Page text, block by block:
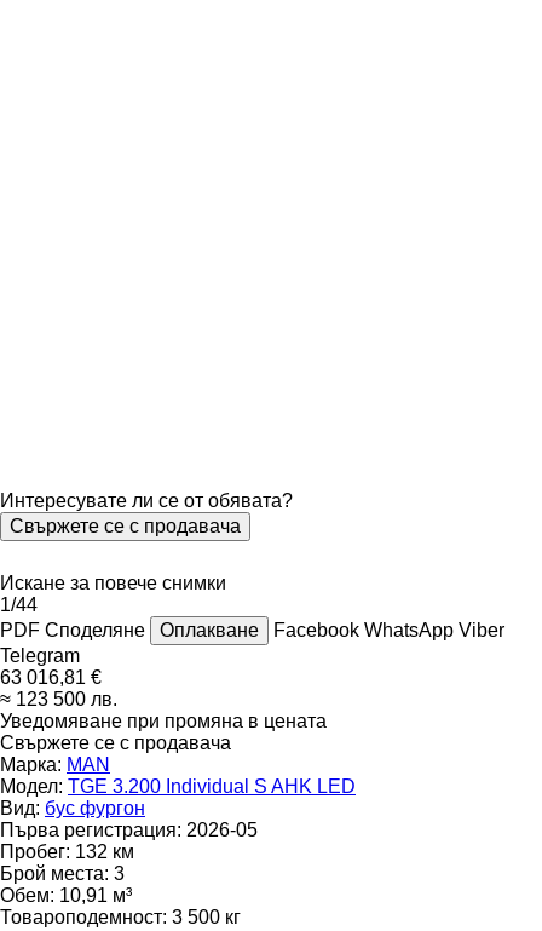
Интересувате ли се от обявата?
Свържете се с продавача
Искане за повече снимки
1/44
PDF Споделяне Оплакване Facebook WhatsApp Viber
Telegram
63 016,81 €
≈ 123 500 лв.
Уведомяване при промяна в цената
Свържете се с продавача
Марка: MAN
Модел: TGE 3.200 Individual S AHK LED
Вид: бус фургон
Първа регистрация: 2026-05
Пробег: 132 км
Брой места: 3
Обем: 10,91 м³
Товароподемност: 3 500 кг